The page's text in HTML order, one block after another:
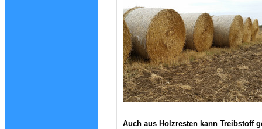
Auch aus Holzresten kann Treibstoff